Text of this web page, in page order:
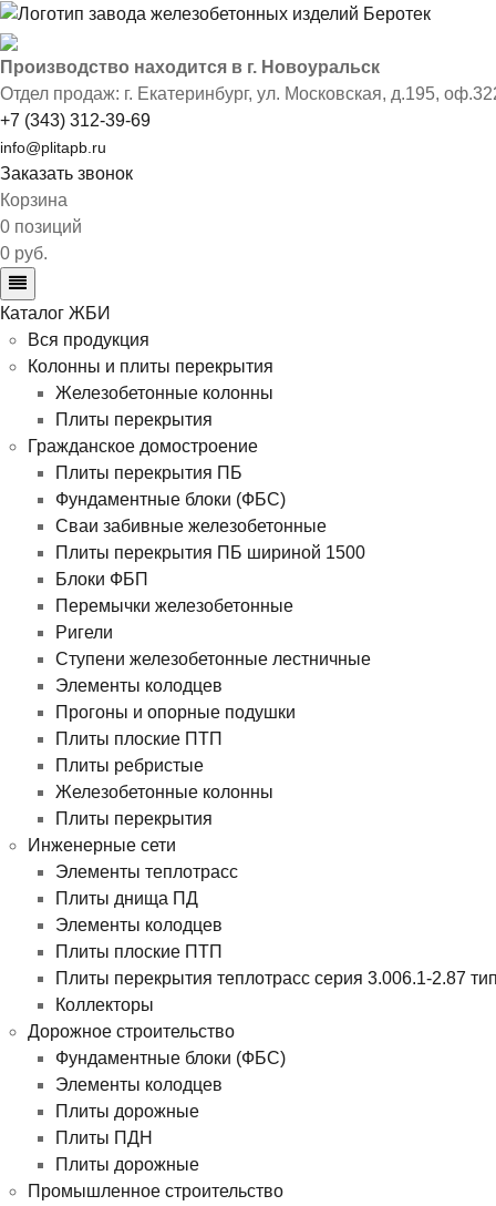
Производство находится в г. Новоуральск
Отдел продаж: г. Екатеринбург, ул. Московская, д.195,
+7 (343) 312-39-69
info@plitapb.ru
Заказать звонок
Корзина
0 позиций
0 руб.
Каталог ЖБИ
Вся продукция
Колонны и плиты перекрытия
Железобетонные колонны
Плиты перекрытия
Гражданское домостроение
Плиты перекрытия ПБ
Фундаментные блоки (ФБС)
Сваи забивные железобетонные
Плиты перекрытия ПБ шириной 1500
Блоки ФБП
Перемычки железобетонные
Ригели
Ступени железобетонные лестничные
Элементы колодцев
Прогоны и опорные подушки
Плиты плоские ПТП
Плиты ребристые
Железобетонные колонны
Плиты перекрытия
Инженерные сети
Элементы теплотрасс
Плиты днища ПД
Элементы колодцев
Плиты плоские ПТП
Плиты перекрытия теплотрасс серия 3.006.1-2.87
Коллекторы
Дорожное строительство
Фундаментные блоки (ФБС)
Элементы колодцев
Плиты дорожные
Плиты ПДН
Плиты дорожные
Промышленное строительство